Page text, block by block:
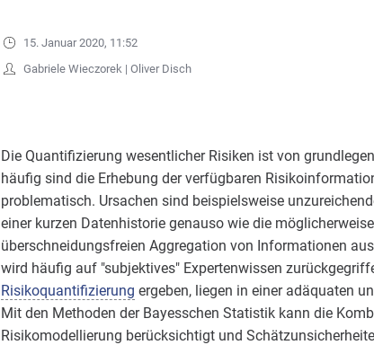
15. Januar 2020, 11:52
Gabriele Wieczorek | Oliver Disch
Die Quantifizierung wesentlicher Risiken ist von
häufig sind die Erhebung der verfügbaren
problematisch. Ursachen sind beispielsweise
einer kurzen Datenhistorie genauso wie die
überschneidungsfreien Aggregation von Informationen
wird häufig auf "subjektives" Expertenwissen
Risikoquantifizierung ergeben, liegen in einer adäquaten
Mit den Methoden der Bayesschen Statistik kann die
Risikomodellierung berücksichtigt und